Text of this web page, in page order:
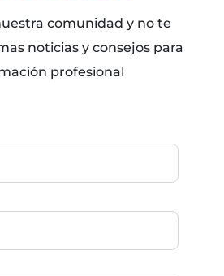
comunidad y no te
noticias y consejos para
profesional